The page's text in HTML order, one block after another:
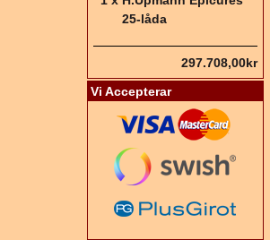
25-låda
297.708,00kr
Vi Accepterar